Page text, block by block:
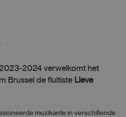
2024 verwelkomt het
Brussel de fluitiste Lieve
muzikante in verschillende